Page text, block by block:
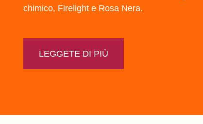
chimico, Firelight e Rosa Nera.
LEGGETE DI PIÙ